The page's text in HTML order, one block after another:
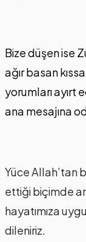
Bize düşen ise
ağır basan
yorumları ayırt
ana mesajına
Yüce Allah’tan
ettiği biçimde
hayatımıza
dileniriz.